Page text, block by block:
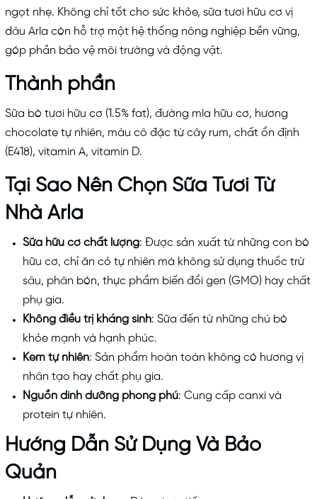
ngọt nhẹ. Không chỉ tốt cho sức khỏe, sữa tươi hữu cơ vị
dâu Arla còn hỗ trợ một hệ thống nông nghiệp bền vững,
góp phần bảo vệ môi trường và động vật.
Thành phần
Sữa bò tươi hữu cơ (1.5% fat), đường mía hữu cơ, hương
chocolate tự nhiên, màu cô đặc từ cây rum, chất ổn định
(E418), vitamin A, vitamin D.
Tại Sao Nên Chọn Sữa Tươi Từ
Nhà Arla
Sữa hữu cơ chất lượng: Được sản xuất từ những con bò
hữu cơ, chỉ ăn cỏ tự nhiên mà không sử dụng thuốc trừ
sâu, phân bón, thực phẩm biến đổi gen (GMO) hay chất
phụ gia.
Không điều trị kháng sinh: Sữa đến từ những chú bò
khỏe mạnh và hạnh phúc.
Kem tự nhiên: Sản phẩm hoàn toàn không có hương vị
nhân tạo hay chất phụ gia.
Nguồn dinh dưỡng phong phú: Cung cấp canxi và
protein tự nhiên.
Hướng Dẫn Sử Dụng Và Bảo
Quản